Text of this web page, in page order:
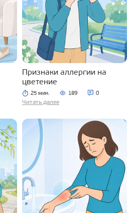
Признаки аллергии на
цветение
25 мин. 189 0
Читать далее